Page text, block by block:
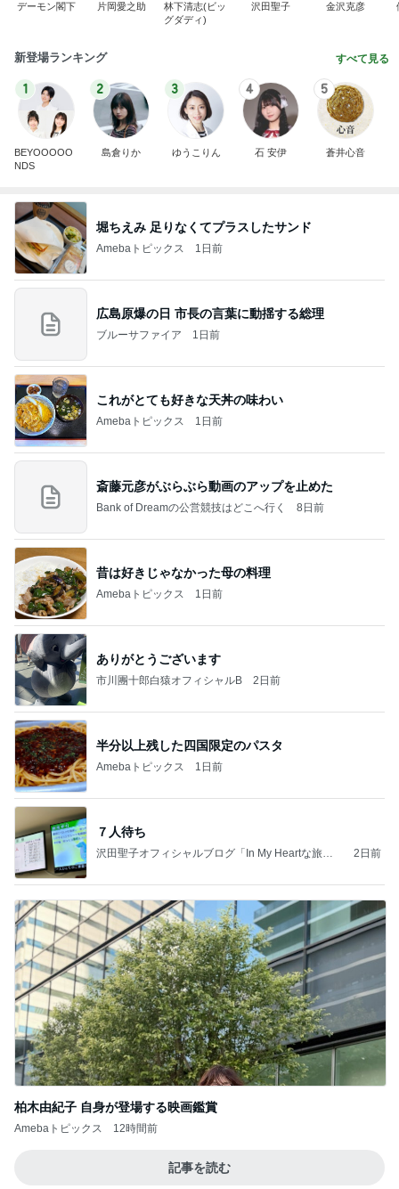
デーモン閣下 片岡愛之助
林下清志(ビッ
グダディ)
沢田聖子 金沢克彦
新登場ランキング すべて見る
1
BEYOOOOO
NDS
2
島倉りか
3
ゆうこりん
4
石 安伊
5
蒼井心音
堀ちえみ 足りなくてプラスしたサンド
Amebaトピックス 1日前
広島原爆の日 市長の言葉に動揺する総理
ブルーサファイア 1日前
これがとても好きな天丼の味わい
Amebaトピックス 1日前
斎藤元彦がぶらぶら動画のアップを止めた
Bank of Dreamの公営競技はどこへ行く 8日前
昔は好きじゃなかった母の料理
Amebaトピックス 1日前
ありがとうございます
市川團十郎白猿オフィシャルB 2日前
半分以上残した四国限定のパスタ
Amebaトピックス 1日前
７人待ち
沢田聖子オフィシャルブログ「In My Heartな旅日
2日前
柏木由紀子 自身が登場する映画鑑賞
Amebaトピックス 12時間前
記事を読む